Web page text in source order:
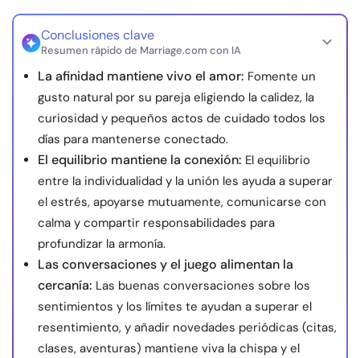
Sobre nosotros Contáctanos Escríbenos
Publicidad con
nosotros
© Copyright 2026. Todos los derechos reservados.
Conclusiones clave
Resumen rápido de Marriage.com con IA
La afinidad mantiene vivo el amor: Fomente un
gusto natural por su pareja eligiendo la calidez, la
curiosidad y pequeños actos de cuidado todos los
días para mantenerse conectado.
El equilibrio mantiene la conexión: El equilibrio
entre la individualidad y la unión les ayuda a superar
el estrés, apoyarse mutuamente, comunicarse con
calma y compartir responsabilidades para
profundizar la armonía.
Las conversaciones y el juego alimentan la
cercanía: Las buenas conversaciones sobre los
sentimientos y los límites te ayudan a superar el
resentimiento, y añadir novedades periódicas (citas,
clases, aventuras) mantiene viva la chispa y el